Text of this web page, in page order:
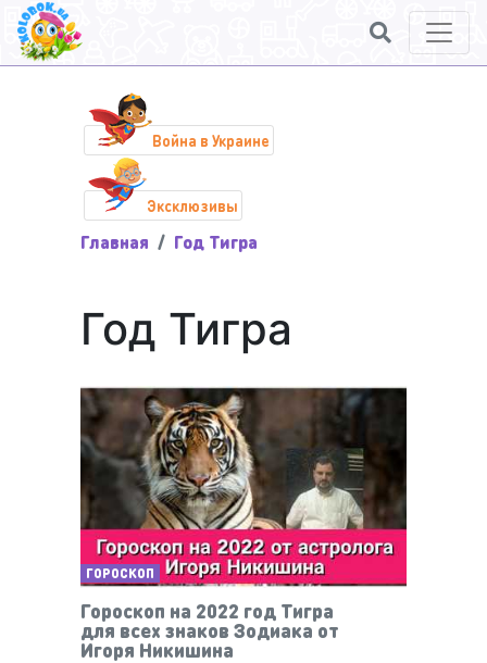
Война в Украине
Эксклюзивы
Главная Год Тигра
Год Тигра
ГОРОСКОП
Гороскоп на 2022 год Тигра
для всех знаков Зодиака от
Игоря Никишина